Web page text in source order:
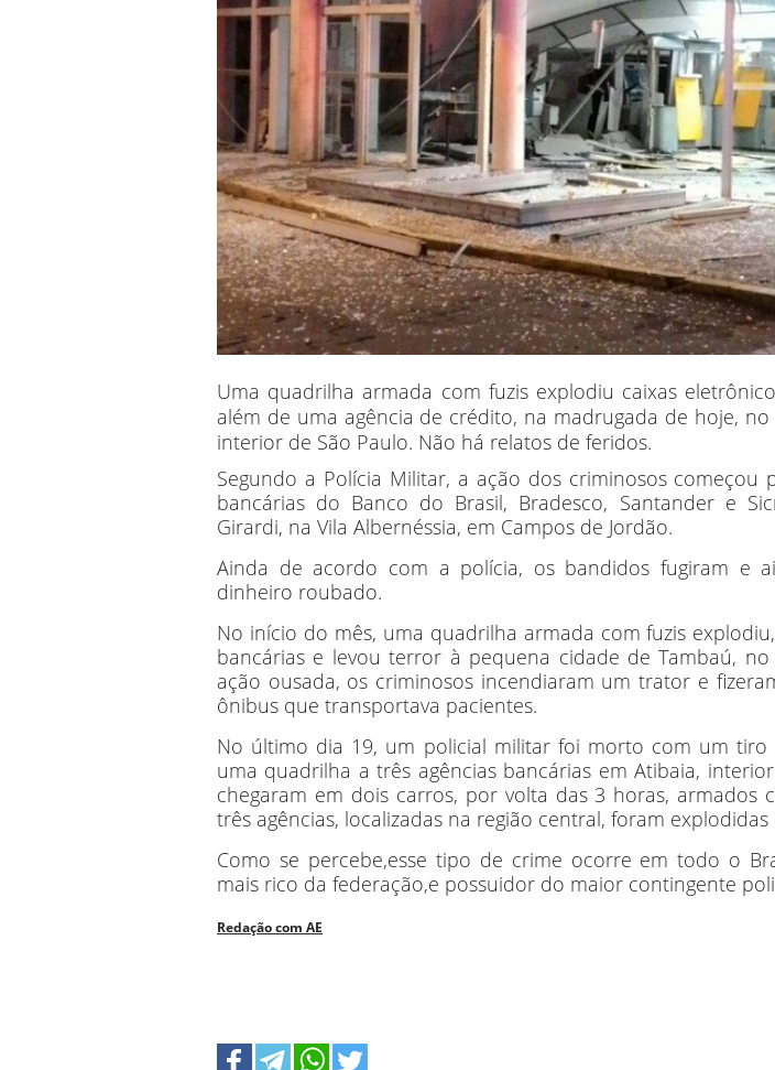
Uma quadrilha armada com fuzis explodiu caixas
além de uma agência de crédito, na madrugada de hoje,
interior de São Paulo. Não há relatos de feridos.
Segundo a Polícia Militar, a ação dos criminosos começou
bancárias do Banco do Brasil, Bradesco, Santander e
Girardi, na Vila Albernéssia, em Campos de Jordão.
Ainda de acordo com a polícia, os bandidos fugiram e
dinheiro roubado.
No início do mês, uma quadrilha armada com fuzis
bancárias e levou terror à pequena cidade de Tambaú,
ação ousada, os criminosos incendiaram um trator e
ônibus que transportava pacientes.
No último dia 19, um policial militar foi morto com um
uma quadrilha a três agências bancárias em Atibaia,
chegaram em dois carros, por volta das 3 horas, armados
três agências, localizadas na região central, foram explodidas
Como se percebe,esse tipo de crime ocorre em todo o
mais rico da federação,e possuidor do maior contingente
Redação com AE